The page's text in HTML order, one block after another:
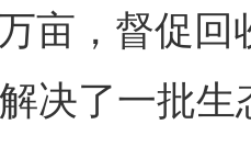
亩，督促
决了一批